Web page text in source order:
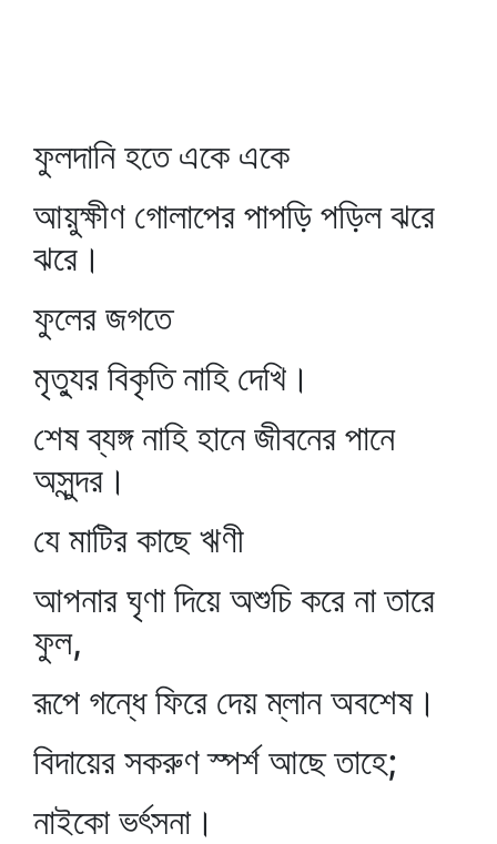
ফুলদানি হতে একে একে
আয়ুক্ষীণ গোলাপের পাপড়ি পড়িল ঝরে
ঝরে।
ফুলের জগতে
মৃত্যুর বিকৃতি নাহি দেখি।
শেষ ব্যঙ্গ নাহি হানে জীবনের পানে
অসুন্দর।
যে মাটির কাছে ঋণী
আপনার ঘৃণা দিয়ে অশুচি করে না তারে
ফুল,
রূপে গন্ধে ফিরে দেয় ম্লান অবশেষ।
বিদায়ের সকরুণ স্পর্শ আছে তাহে;
নাইকো ভর্ৎসনা।